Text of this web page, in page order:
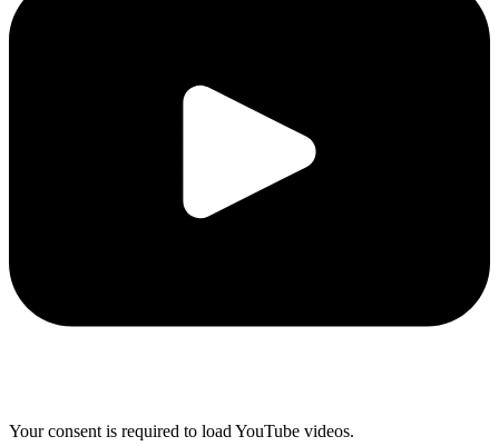
Your consent is required to load YouTube videos.